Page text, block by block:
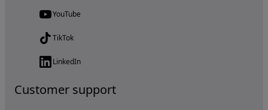
YouTube
TikTok
LinkedIn
Customer support